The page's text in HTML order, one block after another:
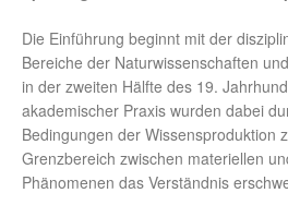
Die Einführung beginnt mit der
Bereiche der Naturwissenschaften
in der zweiten Hälfte des 19.
akademischer Praxis wurden dabei
Bedingungen der Wissensproduktion
Grenzbereich zwischen materiellen
Phänomenen das Verständnis